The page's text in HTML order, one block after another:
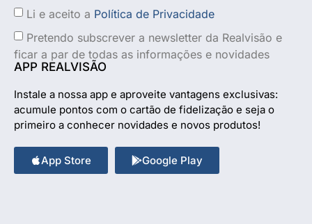
Li e aceito a Política de Privacidade
Pretendo subscrever a newsletter da Realvisão e
ficar a par de todas as informações e novidades
APP REALVISÃO
Instale a nossa app e aproveite vantagens exclusivas:
acumule pontos com o cartão de fidelização e seja o
primeiro a conhecer novidades e novos produtos!
App Store Google Play